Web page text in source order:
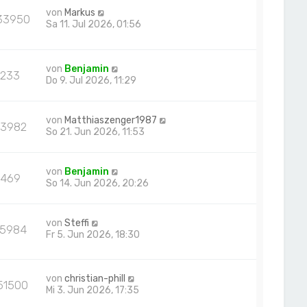
von Markus
Sa 11. Jul 2026, 01:56
233 von Benjamin
Do 9. Jul 2026, 11:29
von Matthiaszenger1987
So 21. Jun 2026, 11:53
469 von Benjamin
So 14. Jun 2026, 20:26
vonSteffi
Fr 5. Jun 2026, 18:30
vonchristian-phill
Mi 3. Jun 2026, 17:35